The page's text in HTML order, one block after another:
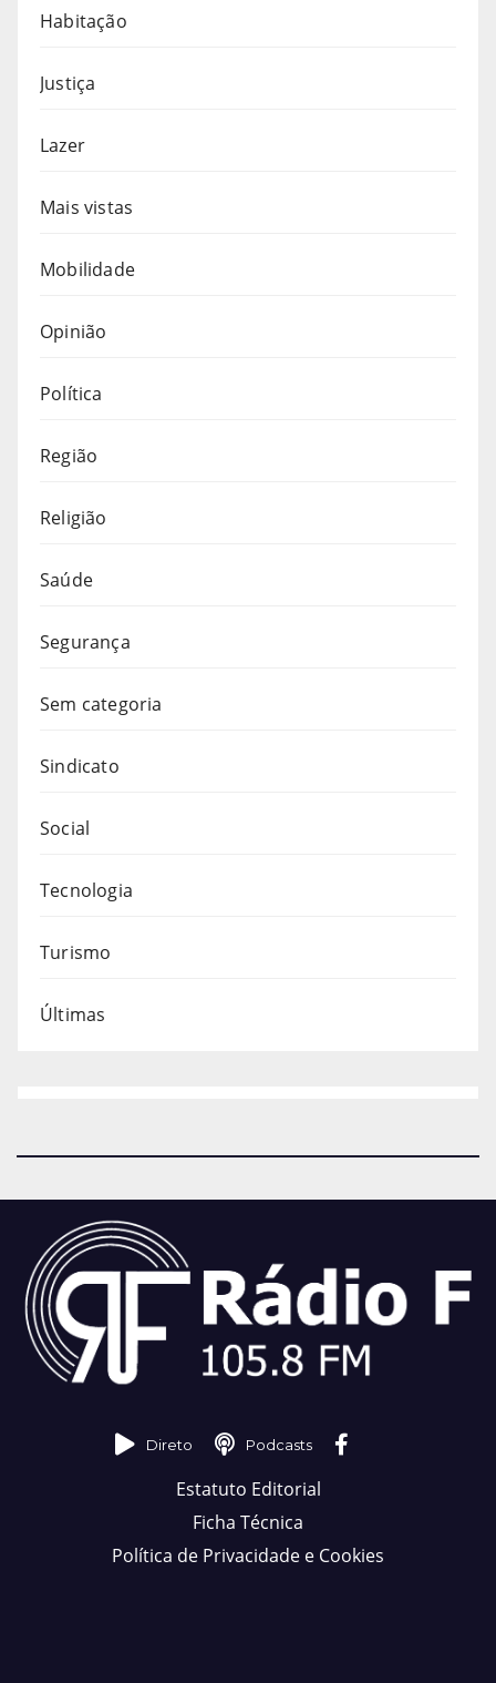
Habitação
Justiça
Lazer
Mais vistas
Mobilidade
Opinião
Política
Região
Religião
Saúde
Segurança
Sem categoria
Sindicato
Social
Tecnologia
Turismo
Últimas
Direto Podcasts
Estatuto Editorial
Ficha Técnica
Política de Privacidade e Cookies